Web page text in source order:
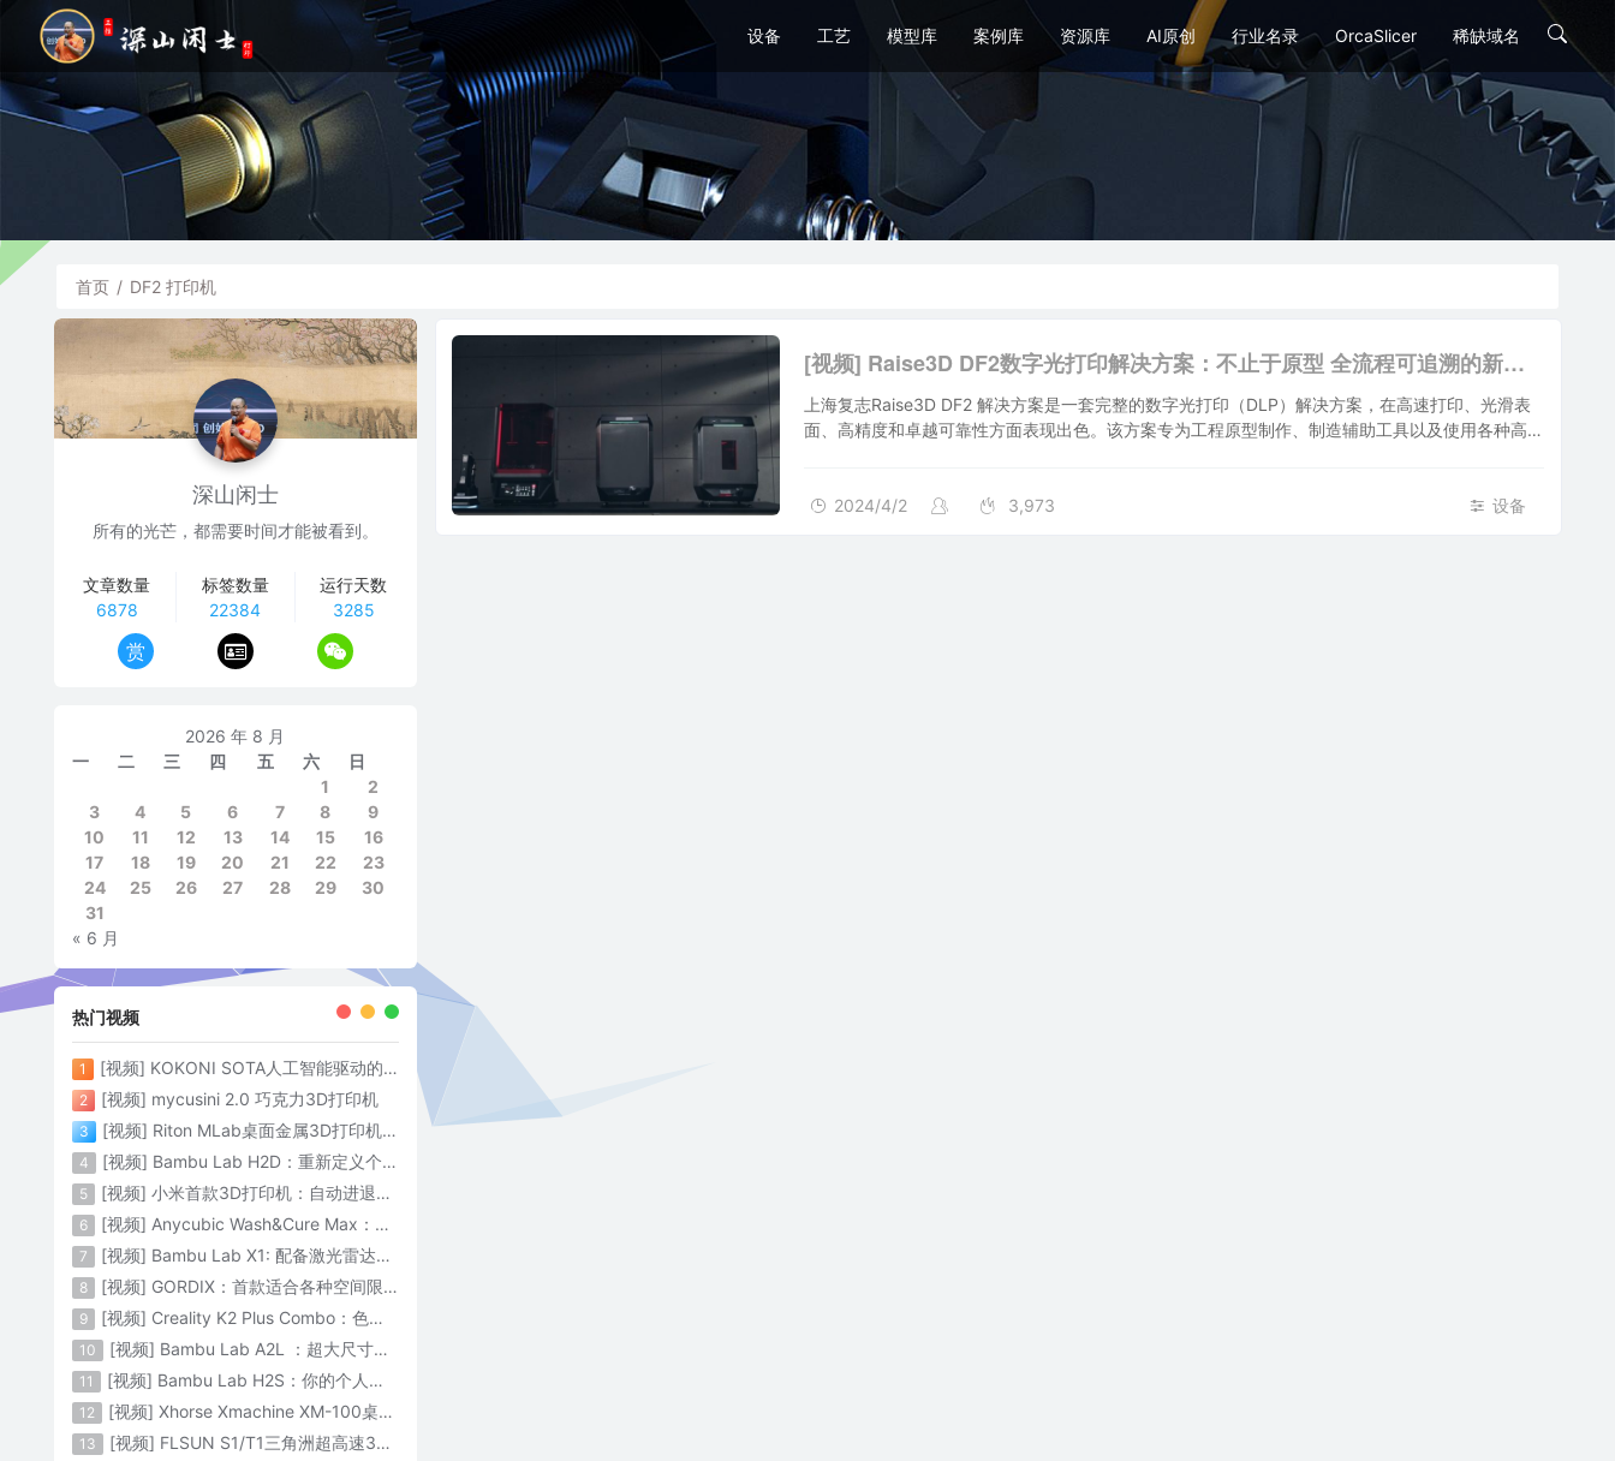
设备 工艺 模型库 案例库 资源库 AI原创 行业名录 OrcaSlicer 稀缺域名
首页 / DF2 打印机
[视频] Raise3D DF2数字光打印解决方案：不止于原型 全流程可追溯的新体验
上海复志Raise3D DF2 解决方案是一套完整的数字光打印（DLP）解决方案，在高速打印、光滑表
面、高精度和卓越可靠性方面表现出色。该方案专为工程原型制作、制造辅助工具以及使用各种高性
设备
2024/4/2 3,973
深山闲士
所有的光芒，都需要时间才能被看到。
文章数量
6878
标签数量
22384
运行天数
3285
赏
2026 年 8 月
一
二 三 四 五 六
日
1
2
3
4 5 6 7 8
9
10
11 12 13 14 15
16
17
18 19 20 21 22
23
24
25 26 27 28 29
30
31
« 6 月
热门视频
1 [视频] KOKONI SOTA人工智能驱动的3D打印革命 倒立打印600mm/s
2 [视频] mycusini 2.0 巧克力3D打印机
3 [视频] Riton MLab桌面金属3D打印机：体积小性能强大
4 [视频] Bambu Lab H2D：重新定义个人智造
5 [视频] 小米首款3D打印机：自动进退料、AI云切片、人脸拍照建模 3D玩家兴趣首选
6 [视频] Anycubic Wash&Cure Max：清洗+后固化二合一设备
7 [视频] Bambu Lab X1: 配备激光雷达和人工智能的CoreXY彩色3D打印机
8 [视频] GORDIX：首款适合各种空间限制的3合1便携式数控机床
9 [视频] Creality K2 Plus Combo：色彩与尺寸的史诗级飞跃
10 [视频] Bambu Lab A2L ：超大尺寸家用打印机 告别拆件 轻松一体成型
11 [视频] Bambu Lab H2S：你的个人智造中心
12 [视频] Xhorse Xmachine XM-100桌面级五轴CNC机床：卓越的精度和效率
13 [视频] FLSUN S1/T1三角洲超高速3D打印机 打印速度1200mm/s